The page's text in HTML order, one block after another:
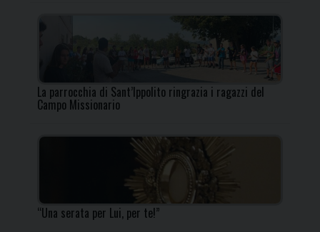
La parrocchia di Sant’Ippolito ringrazia i ragazzi del
Campo Missionario
“Una serata per Lui, per te!”